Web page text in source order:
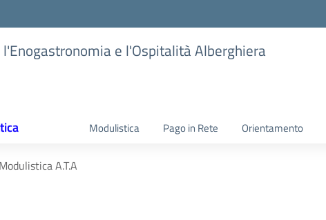
e l'Ospitalità Alberghiera
Modulistica Pago in Rete Orientamento
Modulistica A.T.A